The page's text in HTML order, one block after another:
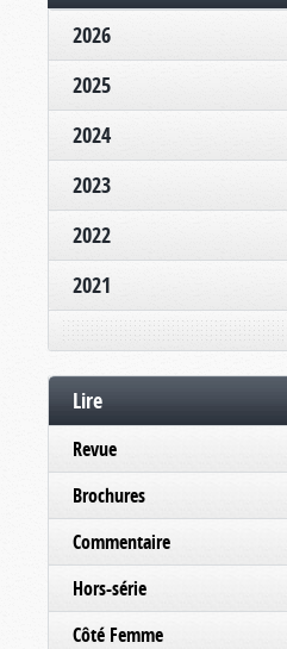
2026
2025
2024
2023
2022
2021
Lire
Revue
Brochures
Commentaire
Hors-série
Côté Femme